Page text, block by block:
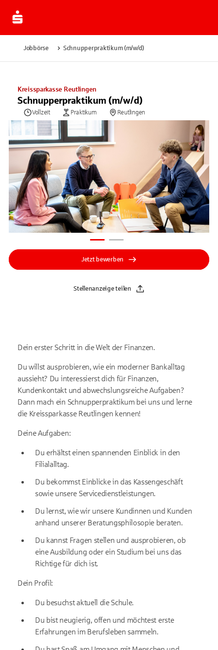
Jobbörse Schnupperpraktikum (m/w/d)
Kreissparkasse Reutlingen
Schnupperpraktikum (m/w/d)
Vollzeit Praktikum Reutlingen
Jetzt bewerben
Stellenanzeige teilen
Dein erster Schritt in die Welt der Finanzen.
Du willst ausprobieren, wie ein moderner Bankalltag
aussieht? Du interessierst dich für Finanzen,
Kundenkontakt und abwechslungsreiche Aufgaben?
Dann mach ein Schnupperpraktikum bei uns und lerne
die Kreissparkasse Reutlingen kennen!
Deine Aufgaben:
Du erhältst einen spannenden Einblick in den
Filialalltag.
Du bekommst Einblicke in das Kassengeschäft
sowie unsere Servicedienstleistungen.
Du lernst, wie wir unsere Kundinnen und Kunden
anhand unserer Beratungsphilosopie beraten.
Du kannst Fragen stellen und ausprobieren, ob
eine Ausbildung oder ein Studium bei uns das
Richtige für dich ist.
Dein Profil:
Du besuchst aktuell die Schule.
Du bist neugierig, offen und möchtest erste
Erfahrungen im Berufsleben sammeln.